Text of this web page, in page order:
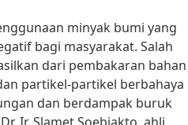
minyak bumi yang
bagi masyarakat. Salah
dari pembakaran bahan
partikel-partikel berbahaya
dan berdampak buruk